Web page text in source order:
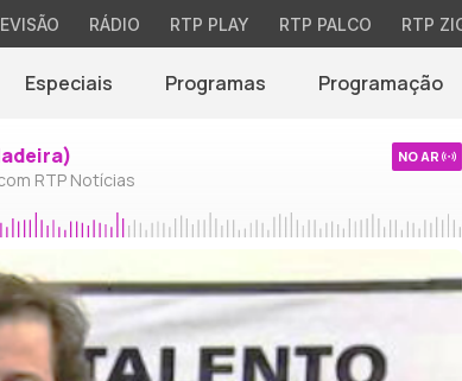
RÁDIO RTP PLAY RTP PALCO RTP
Especiais Programas Programação
RTP Notícias
NO AR